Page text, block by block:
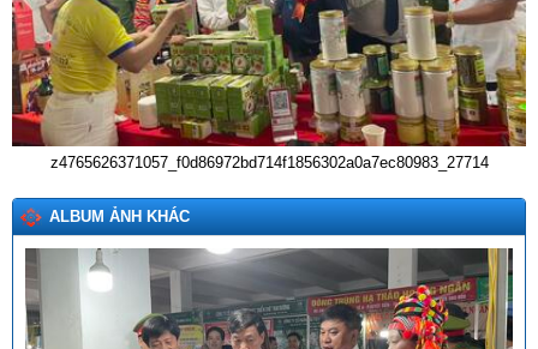
z4765626371057_f0d86972bd714f1856302a0a7ec80983_27714
ALBUM ẢNH KHÁC